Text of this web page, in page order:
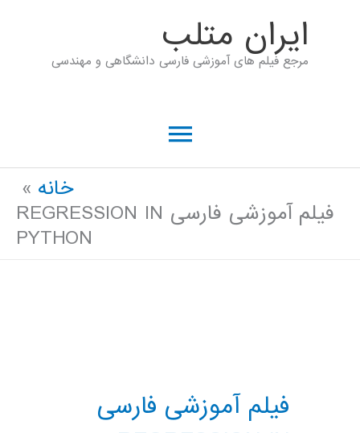
ايران متلب
مرجع فیلم های آموزشی فارسی دانشگاهی و مهندسی
فهرست
خانه
فیلم آموزشی فارسی REGRESSION IN
PYTHON
فیلم آموزشی فارسی